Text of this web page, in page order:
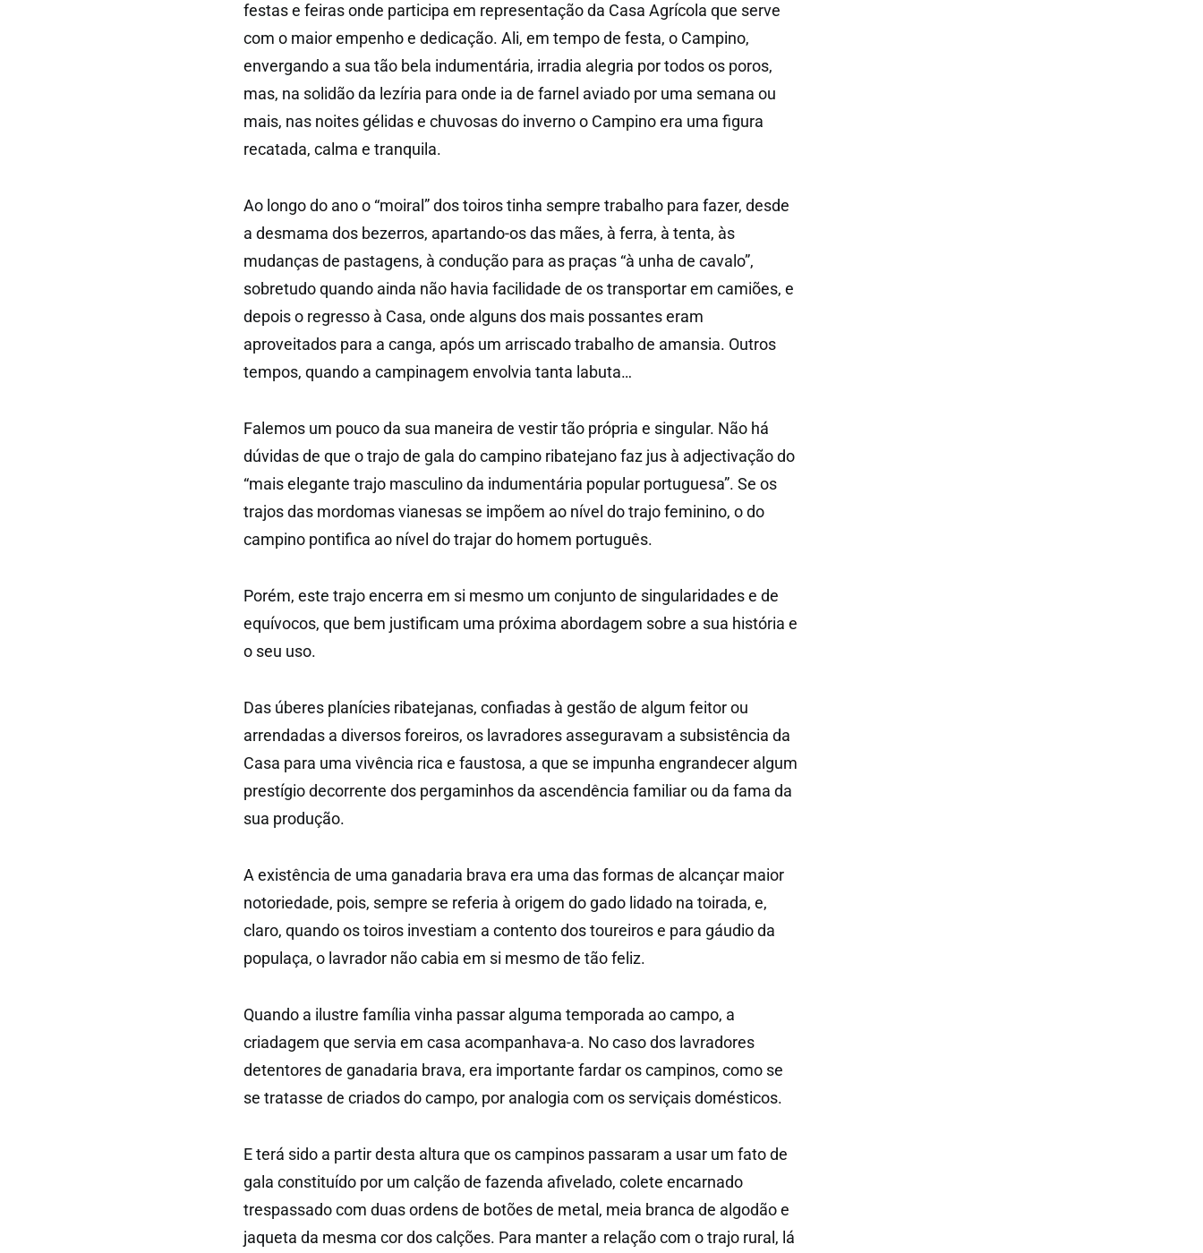
festas e feiras onde participa em representação da Casa Agrícola que serve
com o maior empenho e dedicação. Ali, em tempo de festa, o Campino,
envergando a sua tão bela indumentária, irradia alegria por todos os poros,
mas, na solidão da lezíria para onde ia de farnel aviado por uma semana ou
mais, nas noites gélidas e chuvosas do inverno o Campino era uma figura
recatada, calma e tranquila.
Ao longo do ano o “moiral” dos toiros tinha sempre trabalho para fazer, desde
a desmama dos bezerros, apartando-os das mães, à ferra, à tenta, às
mudanças de pastagens, à condução para as praças “à unha de cavalo”,
sobretudo quando ainda não havia facilidade de os transportar em camiões, e
depois o regresso à Casa, onde alguns dos mais possantes eram
aproveitados para a canga, após um arriscado trabalho de amansia. Outros
tempos, quando a campinagem envolvia tanta labuta…
Falemos um pouco da sua maneira de vestir tão própria e singular. Não há
dúvidas de que o trajo de gala do campino ribatejano faz jus à adjectivação do
“mais elegante trajo masculino da indumentária popular portuguesa”. Se os
trajos das mordomas vianesas se impõem ao nível do trajo feminino, o do
campino pontifica ao nível do trajar do homem português.
Porém, este trajo encerra em si mesmo um conjunto de singularidades e de
equívocos, que bem justificam uma próxima abordagem sobre a sua história e
o seu uso.
Das úberes planícies ribatejanas, confiadas à gestão de algum feitor ou
arrendadas a diversos foreiros, os lavradores asseguravam a subsistência da
Casa para uma vivência rica e faustosa, a que se impunha engrandecer algum
prestígio decorrente dos pergaminhos da ascendência familiar ou da fama da
sua produção.
A existência de uma ganadaria brava era uma das formas de alcançar maior
notoriedade, pois, sempre se referia à origem do gado lidado na toirada, e,
claro, quando os toiros investiam a contento dos toureiros e para gáudio da
populaça, o lavrador não cabia em si mesmo de tão feliz.
Quando a ilustre família vinha passar alguma temporada ao campo, a
criadagem que servia em casa acompanhava-a. No caso dos lavradores
detentores de ganadaria brava, era importante fardar os campinos, como se
se tratasse de criados do campo, por analogia com os serviçais domésticos.
E terá sido a partir desta altura que os campinos passaram a usar um fato de
gala constituído por um calção de fazenda afivelado, colete encarnado
trespassado com duas ordens de botões de metal, meia branca de algodão e
jaqueta da mesma cor dos calções. Para manter a relação com o trajo rural, lá